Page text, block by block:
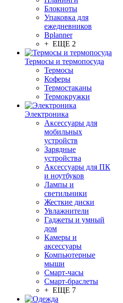
Блокноты
Упаковка для
ежедневников
Bplanner
+ ЕЩЕ 2
Термосы и термопосуда
Термосы
Коферы
Термостаканы
Термокружки
Электроника
Аксессуары для
мобильных
устройств
Зарядные
устройства
Аксессуары для ПК
и ноутбуков
Лампы и
светильники
Жесткие диски
Увлажнители
Гаджеты и умный
дом
Камеры и
аксессуары
Компьютерные
мыши
Смарт-часы
Смарт-браслеты
+ ЕЩЕ 7